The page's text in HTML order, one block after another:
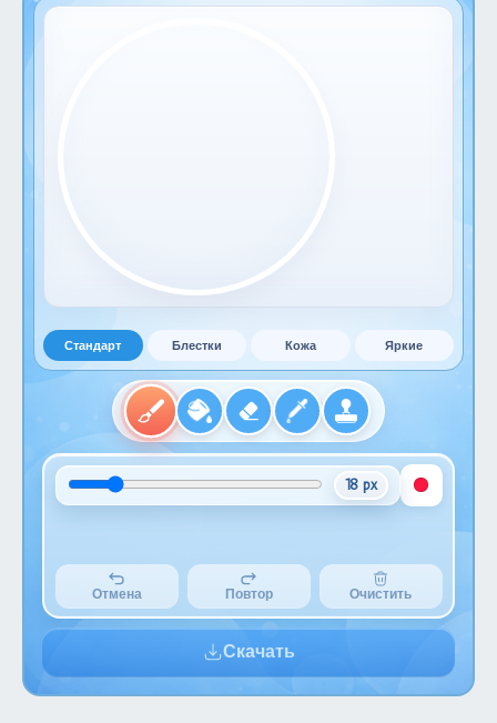
Стандарт Блестки Кожа Яркие
18 px
Отмена Повтор Очистить
Скачать